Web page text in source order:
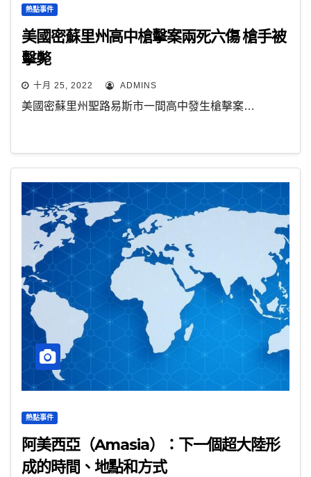
熱點事件
美國密蘇里州高中槍擊案兩死六傷 槍手被
擊斃
十月 25, 2022 ADMINS
美國密蘇里州聖路易斯市一間高中發生槍擊案…
熱點事件
阿美西亞（Amasia）：下一個超大陸形
成的時間、地點和方式